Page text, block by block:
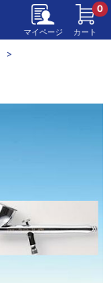
マイページ カート
0